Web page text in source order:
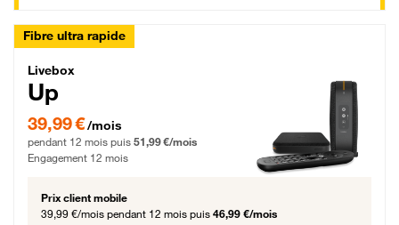
Fibre ultra rapide
Livebox Up Fibre
Livebox
Up
39,99 € par mois pendant 12 mois puis 51,99 € par mois, Engagement 12 mois
39,99 €/mois
pendant 12 mois puis 51,99 €/mois
Engagement 12 mois
Prix client mobile
39,99 €/mois pendant 12 mois puis 46,99 €/mois